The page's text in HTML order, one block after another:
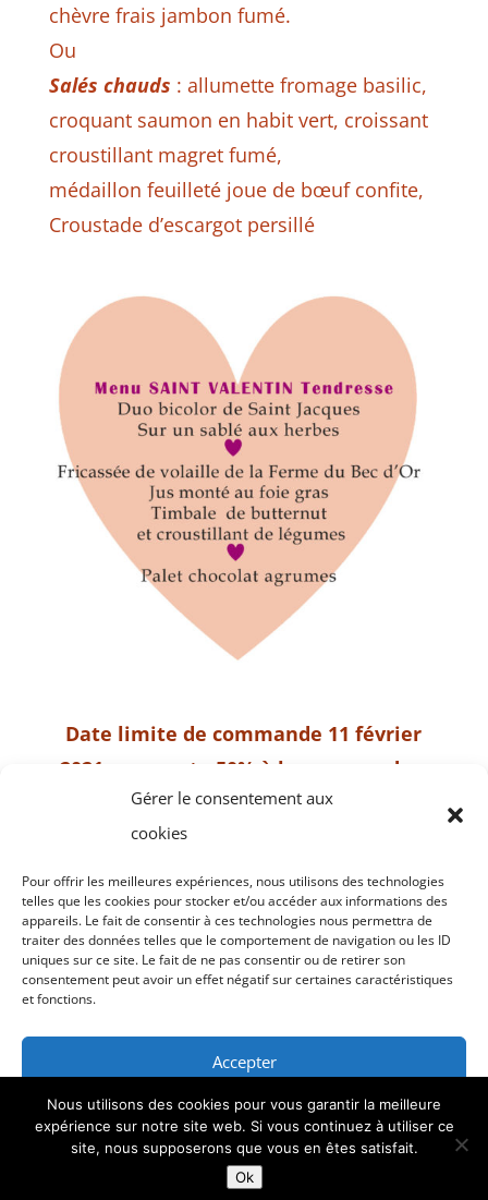
Gérer le consentement aux
cookies
Pour offrir les meilleures expériences, nous utilisons des technologies
telles que les cookies pour stocker et/ou accéder aux informations des
appareils. Le fait de consentir à ces technologies nous permettra de
traiter des données telles que le comportement de navigation ou les ID
uniques sur ce site. Le fait de ne pas consentir ou de retirer son
consentement peut avoir un effet négatif sur certaines caractéristiques
et fonctions.
Accepter
Refuser
Voir les préférences
chèvre frais jambon fumé.
Ou
Salés chauds : allumette fromage basilic,
croquant saumon en habit vert, croissant
croustillant magret fumé,
médaillon feuilleté joue de bœuf confite,
Croustade d’escargot persillé
Date limite de commande 11 février
2021 – acompte 50% à la commande –
solde à la livraison
Retrait dans nos locaux le 13/02 ou le
14/02 matin sur RDV
Accueil
Plateaux repas
Bon de Commande
Menus à emporter
Réceptions
Mariage
Notre actualité
Contact
Mon compte
Nous utilisons des cookies pour vous garantir la meilleure
expérience sur notre site web. Si vous continuez à utiliser ce
site, nous supposerons que vous en êtes satisfait.
Ok